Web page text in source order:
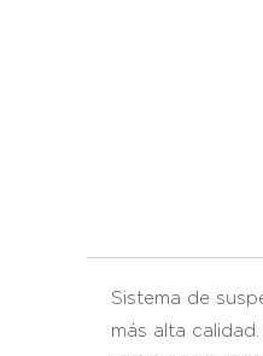
Sistema de
más alta